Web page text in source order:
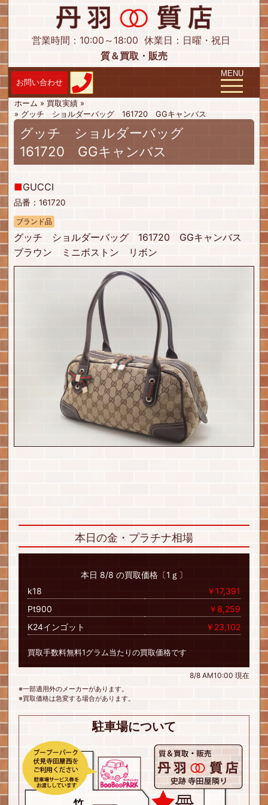
営業時間：10:00～18:00 休業日：日曜・祝日
質＆買取・販売
Toggle
MENU
ホーム » 買取実績 »
» グッチ ショルダーバッグ 161720 GGキャンバス
グッチ ショルダーバッグ
161720 GGキャンバス
■GUCCI
品番：161720
ブランド品
グッチ ショルダーバッグ 161720 GGキャンバス
ブラウン ミニボストン リボン
本日の金・プラチナ相場
本日 8/8 の買取価格〔1ｇ〕
k18
￥17,391
Pt900
￥8,259
K24インゴット
￥23,102
買取手数料無料1グラム当たりの買取価格です
8/8 AM10:00 現在
※一部適用外のメーカーがあります。
※買取価格は急変する場合があります。
駐車場について